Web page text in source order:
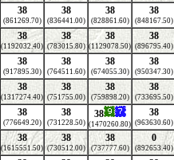
38
(861269.70)
38
(836441.00)
38
(828861.60)
38
(848167.50)
38
(1192032.40)
38
(783015.80)
38
(1129078.50)
38
(896795.40)
38
(917895.30)
38
(764511.60)
38
(674055.30)
38
(950347.30)
38
(1317274.40)
38
(751755.00)
38
(759898.20)
38
(733695.50)
38
(776649.20)
38
(731228.50)
38
(1470260.80)
38
(963630.60)
38
(1615551.50)
38
(730512.00)
38
(737777.60)
0
(892653.40)